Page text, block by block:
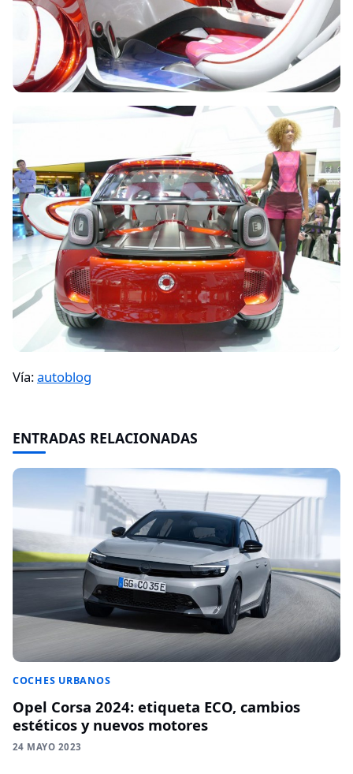
Vía:autoblog
ENTRADAS RELACIONADAS
COCHES URBANOS
Opel Corsa 2024: etiqueta ECO, cambios
estéticos y nuevos motores
24 MAYO 2023